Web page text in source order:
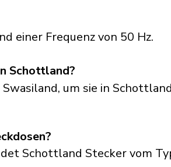
einer Frequenz von 50 Hz.
Schottland?
um sie in
Schottland Stecker vom